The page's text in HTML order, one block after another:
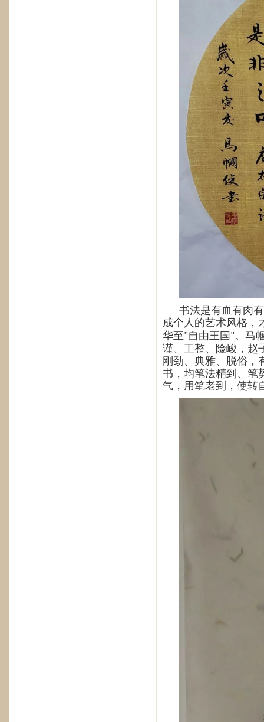
书法是有血有肉
成个人的艺术风格，
华至"自由王国 "。马
谨、工整、险峻，赵
刚劲、典雅、脱俗，
书，均笔法精到、笔
气，用笔老到，使转